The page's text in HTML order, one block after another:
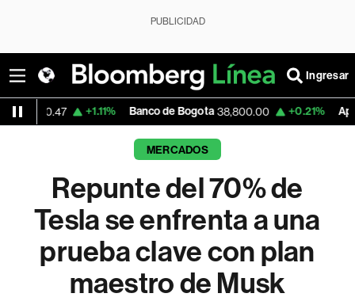
PUBLICIDAD
Ingresar
Banco de Bogota 38,800.00 +0.21% Apple 303.27
MERCADOS
Repunte del 70% de
Tesla se enfrenta a una
prueba clave con plan
maestro de Musk